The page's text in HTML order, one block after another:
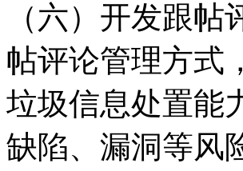
（六）开发跟
帖评论管理方式
垃圾信息处置能
缺陷、漏洞等风